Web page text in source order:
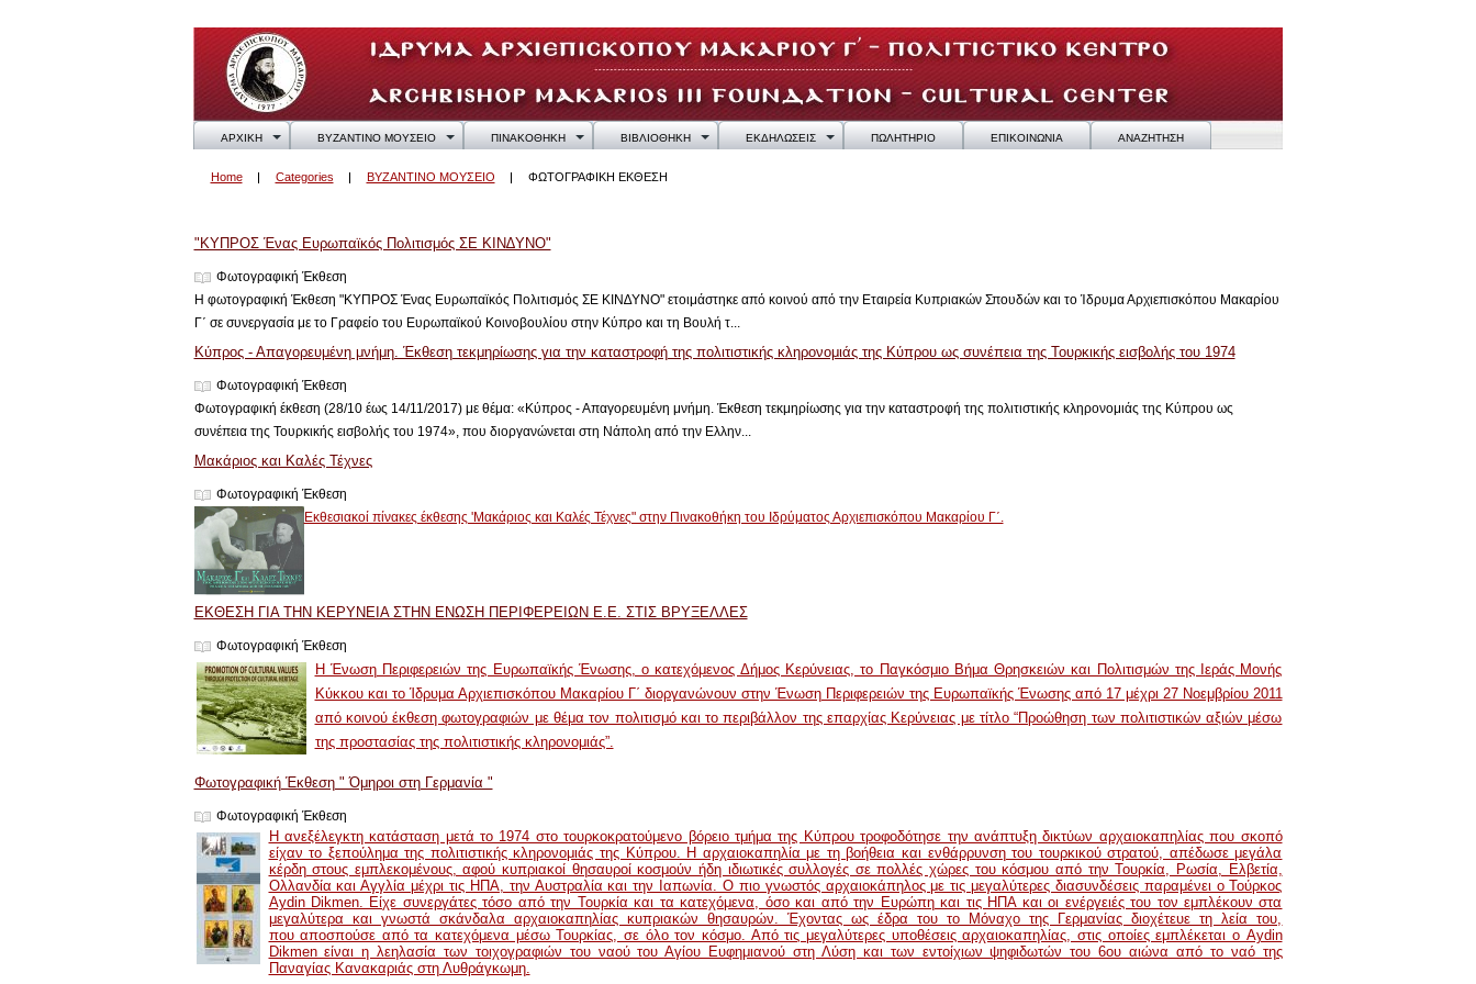
ΑΡΧΙΚΗ ΒΥΖΑΝΤΙΝΟ ΜΟΥΣΕΙΟ ΠΙΝΑΚΟΘΗΚΗ ΒΙΒΛΙΟΘΗΚΗ ΕΚΔΗΛΩΣΕΙΣ ΠΩΛΗΤΗΡΙΟ ΕΠΙΚΟΙΝΩΝΙΑ ΑΝΑΖΗΤΗΣΗ
Home Categories ΒΥΖΑΝΤΙΝΟ ΜΟΥΣΕΙΟ ΦΩΤΟΓΡΑΦΙΚΗ ΕΚΘΕΣΗ
"ΚΥΠΡΟΣ Ένας Ευρωπαϊκός Πολιτισμός ΣΕ ΚΙΝ∆ΥΝΟ"
Φωτογραφική Έκθεση
H φωτογραφική Έκθεση "ΚΥΠΡΟΣ Ένας Ευρωπαϊκός Πολιτισμός ΣΕ ΚΙΝ∆ΥΝΟ" ετοιμάστηκε από κοινού από την Εταιρεία Κυπριακών Σπουδών και το Ίδρυμα Αρχιεπισκόπου Μακαρίου
Γ΄ σε συνεργασία με το Γραφείο του Ευρωπαϊκού Κοινοβουλίου στην Κύπρο και τη Βουλή τ...
Κύπρος - Απαγορευμένη μνήμη. Έκθεση τεκμηρίωσης για την καταστροφή της πολιτιστικής κληρονομιάς της Κύπρου ως συνέπεια της Τουρκικής εισβολής του 1974
Φωτογραφική Έκθεση
Φωτογραφική έκθεση (28/10 έως 14/11/2017) με θέμα: «Κύπρος - Απαγορευμένη μνήμη. Έκθεση τεκμηρίωσης για την καταστροφή της πολιτιστικής κληρονομιάς της Κύπρου ως
συνέπεια της Τουρκικής εισβολής του 1974», που διοργανώνεται στη Νάπολη από την Ελλην...
Μακάριος και Καλές Τέχνες
Φωτογραφική Έκθεση
Eκθεσιακοί πίνακες έκθεσης 'Μακάριος και Καλές Τέχνες" στην Πινακοθήκη του Ιδρύματος Αρχιεπισκόπου Μακαρίου Γ΄.
ΕΚΘΕΣΗ ΓΙΑ ΤΗΝ ΚΕΡΥΝΕΙΑ ΣΤΗΝ ΕΝΩΣΗ ΠΕΡΙΦΕΡΕΙΩΝ Ε.Ε. ΣΤΙΣ ΒΡΥΞΕΛΛΕΣ
Φωτογραφική Έκθεση
Η Ένωση Περιφερειών της Ευρωπαϊκής Ένωσης, ο κατεχόμενος Δήμος Κερύνειας, το Παγκόσμιο Βήμα Θρησκειών και Πολιτισμών της Ιεράς Μονής
Κύκκου και το Ίδρυμα Αρχιεπισκόπου Μακαρίου Γ΄ διοργανώνουν στην Ένωση Περιφερειών της Ευρωπαϊκής Ένωσης από 17 μέχρι 27 Νοεμβρίου 2011
από κοινού έκθεση φωτογραφιών με θέμα τον πολιτισμό και το περιβάλλον της επαρχίας Κερύνειας με τίτλο “Προώθηση των πολιτιστικών αξιών μέσω
της προστασίας της πολιτιστικής κληρονομιάς”.
Φωτογραφική Έκθεση " Όμηροι στη Γερμανία "
Φωτογραφική Έκθεση
Η ανεξέλεγκτη κατάσταση μετά το 1974 στο τουρκοκρατούμενο βόρειο τμήμα της Κύπρου τροφοδότησε την ανάπτυξη δικτύων αρχαιοκαπηλίας που σκοπό
είχαν το ξεπούλημα της πολιτιστικής κληρονομιάς της Κύπρου. Η αρχαιοκαπηλία με τη βοήθεια και ενθάρρυνση του τουρκικού στρατού, απέδωσε μεγάλα
κέρδη στους εμπλεκομένους, αφού κυπριακοί θησαυροί κοσμούν ήδη ιδιωτικές συλλογές σε πολλές χώρες του κόσμου από την Τουρκία, Ρωσία, Ελβετία,
Ολλανδία και Αγγλία μέχρι τις ΗΠΑ, την Αυστραλία και την Ιαπωνία. Ο πιο γνωστός αρχαιοκάπηλος με τις μεγαλύτερες διασυνδέσεις παραμένει ο Τούρκος
Aydin Dikmen. Είχε συνεργάτες τόσο από την Τουρκία και τα κατεχόμενα, όσο και από την Ευρώπη και τις ΗΠΑ και οι ενέργειές του τον εμπλέκουν στα
μεγαλύτερα και γνωστά σκάνδαλα αρχαιοκαπηλίας κυπριακών θησαυρών. Έχοντας ως έδρα του το Μόναχο της Γερμανίας διοχέτευε τη λεία του,
που αποσπούσε από τα κατεχόμενα μέσω Τουρκίας, σε όλο τον κόσμο. Από τις μεγαλύτερες υποθέσεις αρχαιοκαπηλίας, στις οποίες εμπλέκεται ο Aydin
Dikmen είναι η λεηλασία των τοιχογραφιών του ναού του Αγίου Ευφημιανού στη Λύση και των εντοίχιων ψηφιδωτών του 6ου αιώνα από το ναό της
Παναγίας Κανακαριάς στη Λυθράγκωμη.